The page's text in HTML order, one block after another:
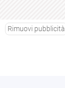
Rimuovi pubblicità